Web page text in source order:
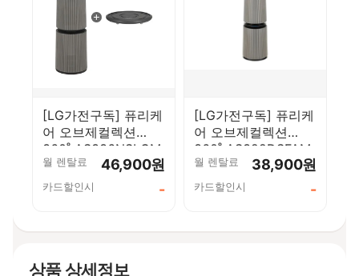
[LG가전구독] 퓨리케
어 오브제컬렉션
360˚ AS336NSLCM
월 렌탈료 46,900원
카드할인시 -
[LG가전구독] 퓨리케
어 오브제컬렉션
360˚ AS322DSFAM
월 렌탈료 38,900원
카드할인시 -
상품 상세정보